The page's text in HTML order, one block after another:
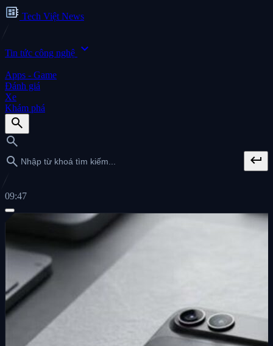
developer_board Tech Việt News
Tin tức công nghệ expand_more
Apps - Game
Đánh giá
Xe
Khám phá
search
search
search
keyboard_return
09:47